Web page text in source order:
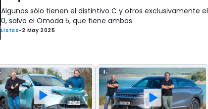
Algunos sólo tienen el distintivo C y otros exclusivamente el
0, salvo el Omoda 5, que tiene ambos.
Listas-2 May 2025